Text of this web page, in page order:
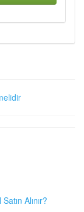
Alınır?